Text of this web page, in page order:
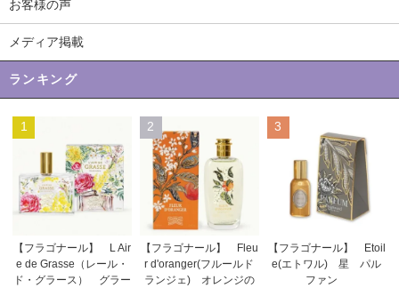
お客様の声
メディア掲載
ランキング
1
【フラゴナール】 L Air
e de Grasse（レール・
ド・グラース） グラー
2
【フラゴナール】 Fleu
r d'oranger(フルールド
ランジェ) オレンジの
3
【フラゴナール】 Etoil
e(エトワル) 星 パル
ファン